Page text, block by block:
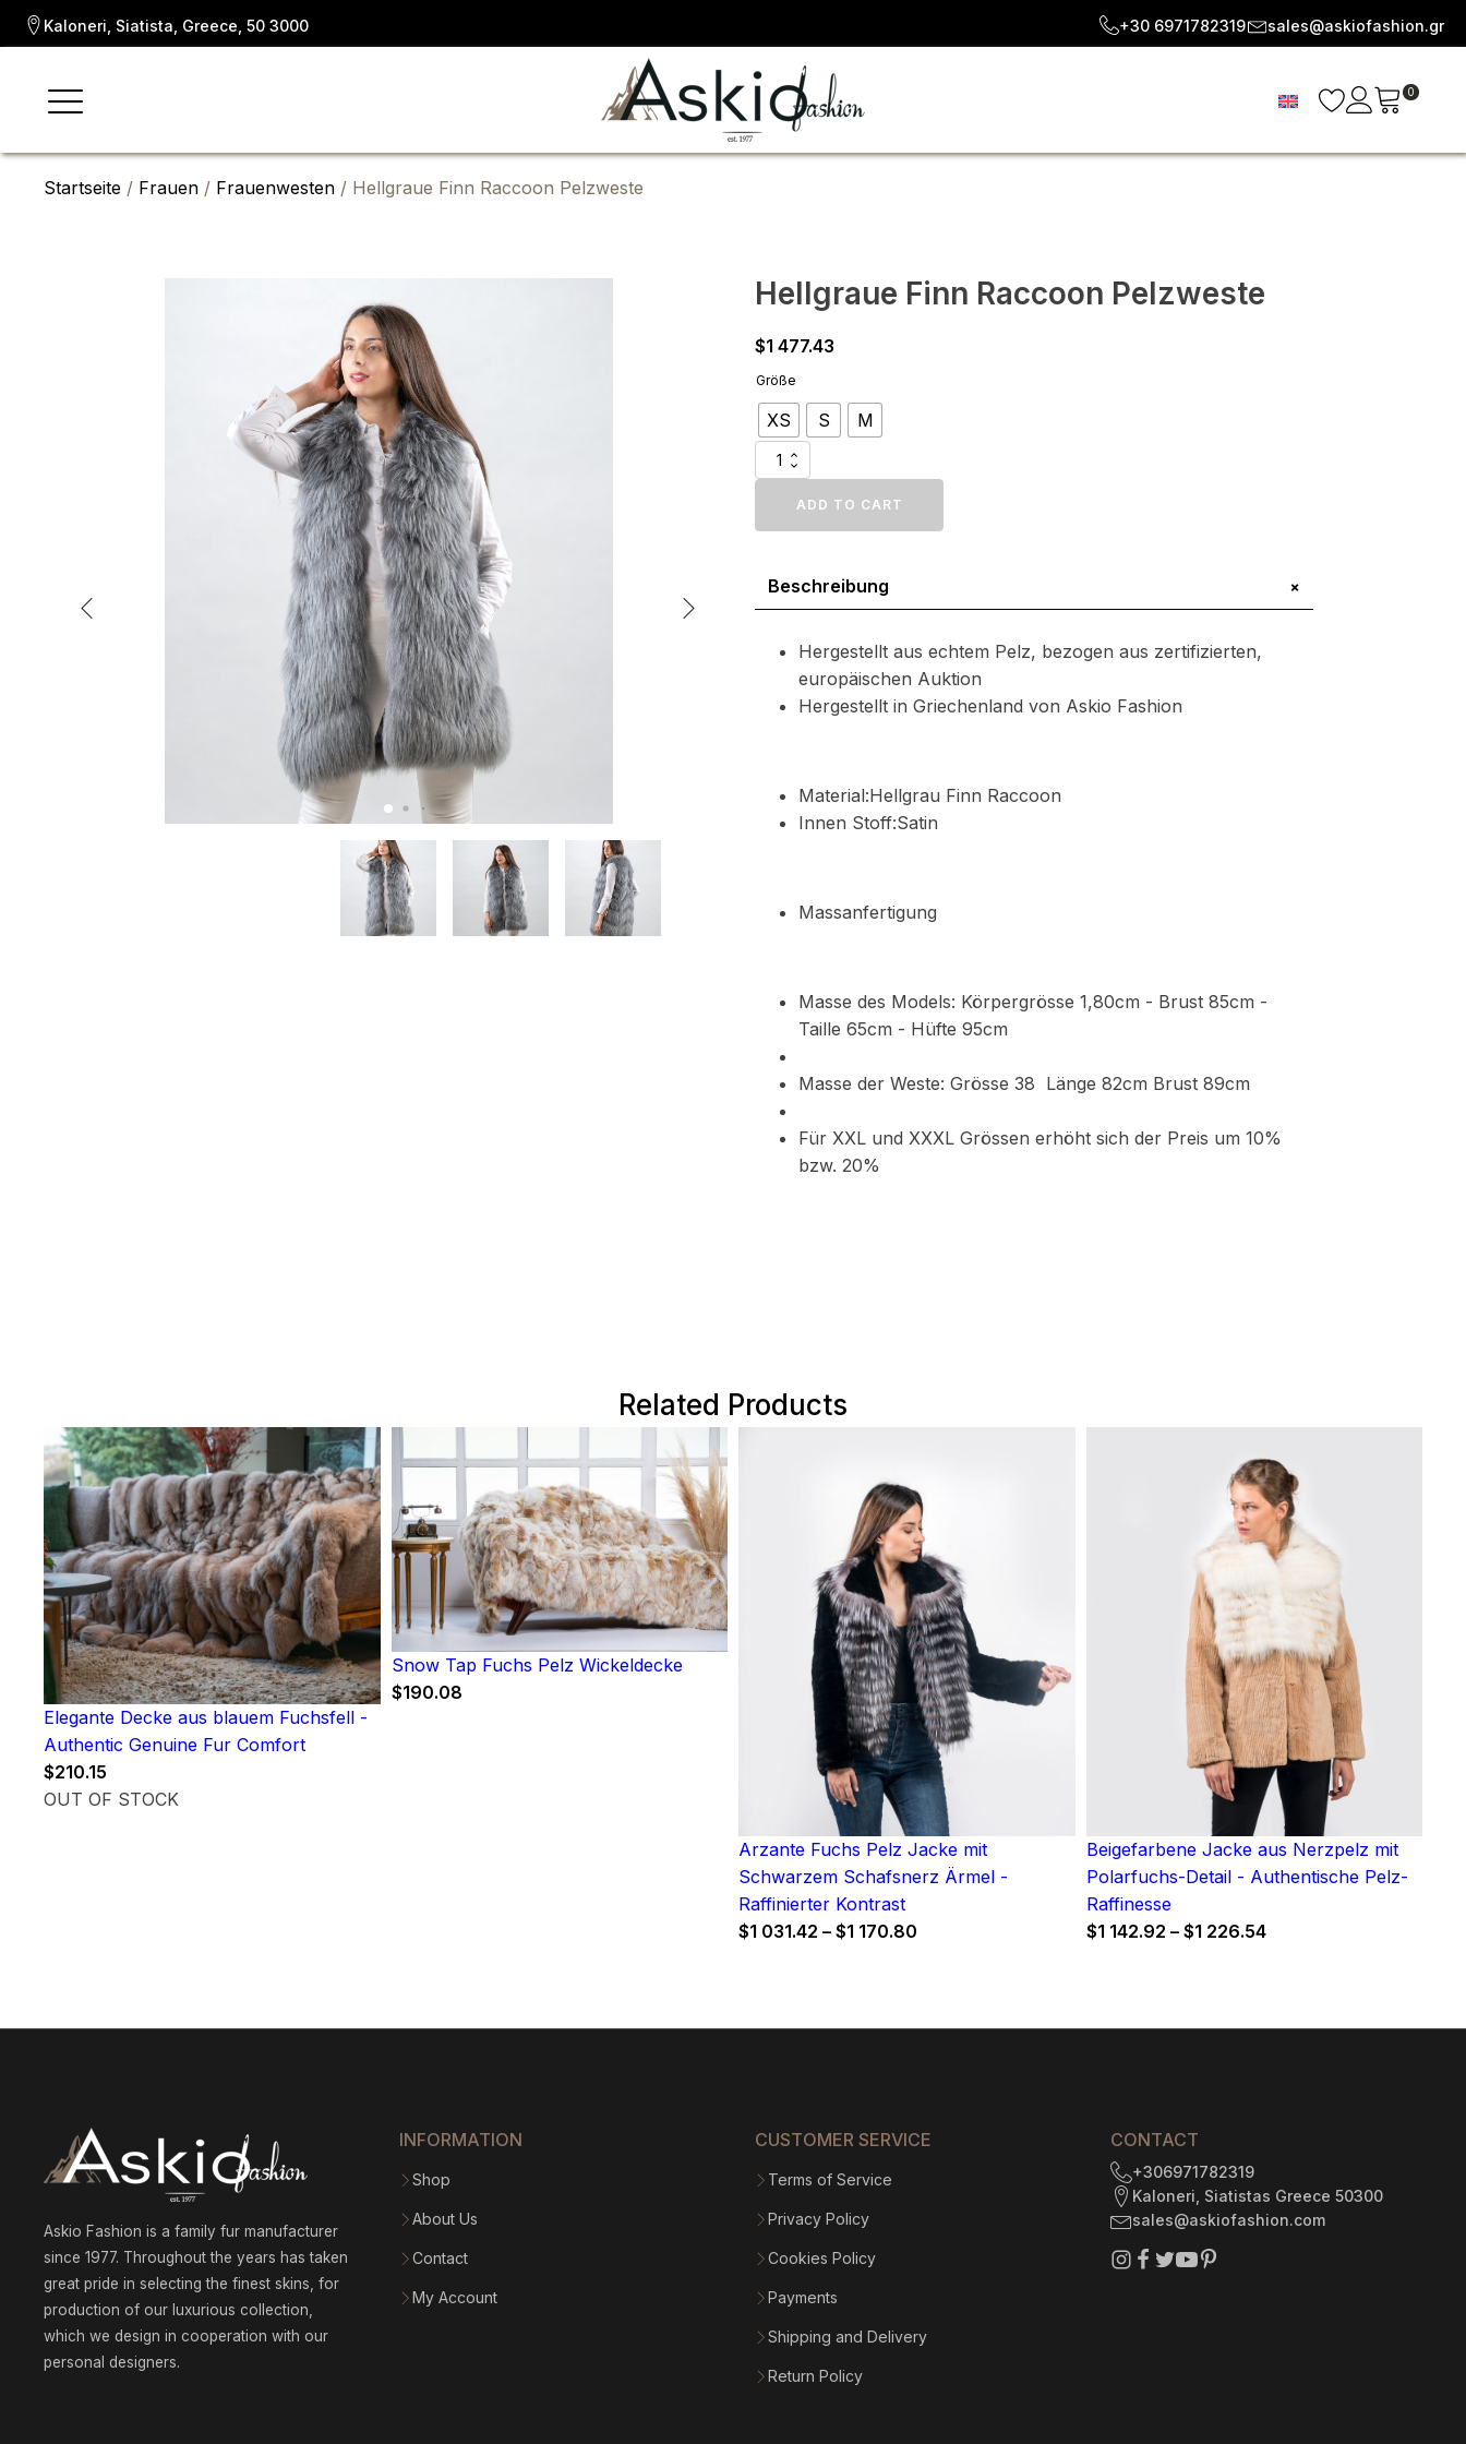
Kaloneri, Siatista, Greece, 50 3000 +30 6971782319 sales@askiofashion.gr
0
Startseite / Frauen / Frauenwesten / Hellgraue Finn Raccoon Pelzweste
Hellgraue Finn Raccoon Pelzweste
$1 477.43
Größe
XS S M
Hellgraue
Finn
RaccoonADD TO CART
Beschreibung +
Hergestellt aus echtem Pelz, bezogen aus zertifizierten,
europäischen Auktion
Hergestellt in Griechenland von Askio Fashion
Material:Hellgrau Finn Raccoon
Innen Stoff:Satin
Massanfertigung
Masse des Models: Körpergrösse 1,80cm - Brust 85cm -
Taille 65cm - Hüfte 95cm
Masse der Weste: Grösse 38 Länge 82cm Brust 89cm
Für XXL und XXXL Grössen erhöht sich der Preis um 10%
bzw. 20%
Related Products
Elegante Decke aus blauem Fuchsfell -
Authentic Genuine Fur Comfort
$210.15
OUT OF STOCK
Snow Tap Fuchs Pelz Wickeldecke
$190.08
Arzante Fuchs Pelz Jacke mit
Schwarzem Schafsnerz Ärmel -
Raffinierter Kontrast
$1 031.42 – $1 170.80
Beigefarbene Jacke aus Nerzpelz mit
Polarfuchs-Detail - Authentische Pelz-
Raffinesse
$1 142.92 – $1 226.54Price
Askio Fashion is a family fur manufacturer
since 1977. Throughout the years has taken
great pride in selecting the finest skins, for
production of our luxurious collection,
which we design in cooperation with our
personal designers.
INFORMATION
Shop
About Us
Contact
My Account
CUSTOMER SERVICE
Terms of Service
Privacy Policy
Cookies Policy
Payments
Shipping and Delivery
Return Policy
CONTACT
+306971782319
Kaloneri, Siatistas Greece 50300
sales@askiofashion.com